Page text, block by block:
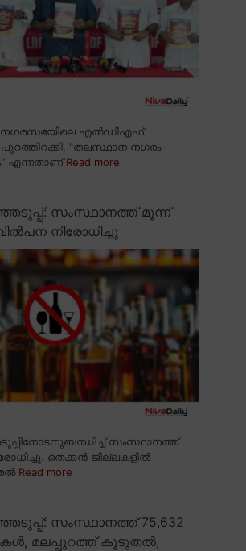
നഗരസഭയിലെ എൽഡിഎഫ്
"തലസ്ഥാന നഗരം
എന്നതാണ്Read more
സംസ്ഥാനത്ത് മൂന്ന്
നിരോധിച്ചു
സംസ്ഥാനത്ത്
തെക്കൻ ജില്ലകളിൽ
Read more
സംസ്ഥാനത്ത് 75,632
മലപ്പുറത്ത് കൂടുതൽ,